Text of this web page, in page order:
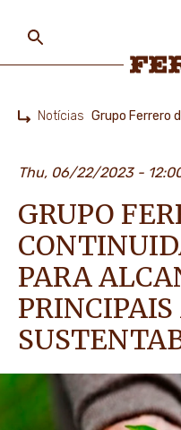
PESSOAS &
NOSSAS
main
content
Notícias
Thu, 06/22/2023 -
GRUPO
PARA